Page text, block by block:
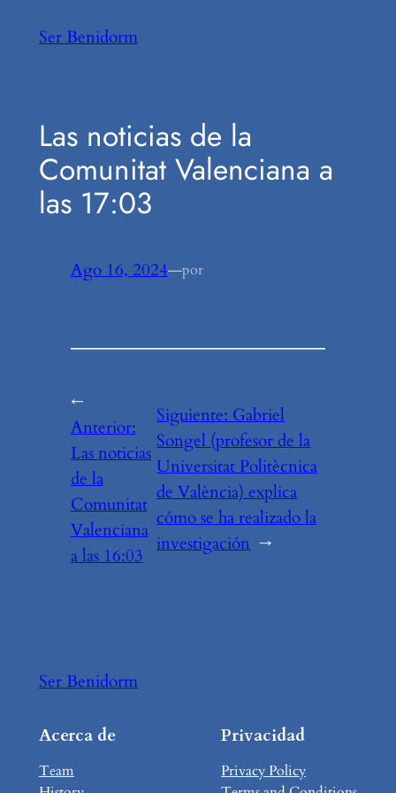
Ser Benidorm
Las noticias de la
Comunitat Valenciana a
las 17:03
Ago 16, 2024—por
←
Anterior:
Las noticias
de la
Comunitat
Valenciana
a las 16:03
Siguiente: Gabriel
Songel (profesor de la
Universitat Politècnica
de València) explica
cómo se ha realizado la
investigación →
Ser Benidorm
Acerca de
Team
Privacidad
Privacy Policy